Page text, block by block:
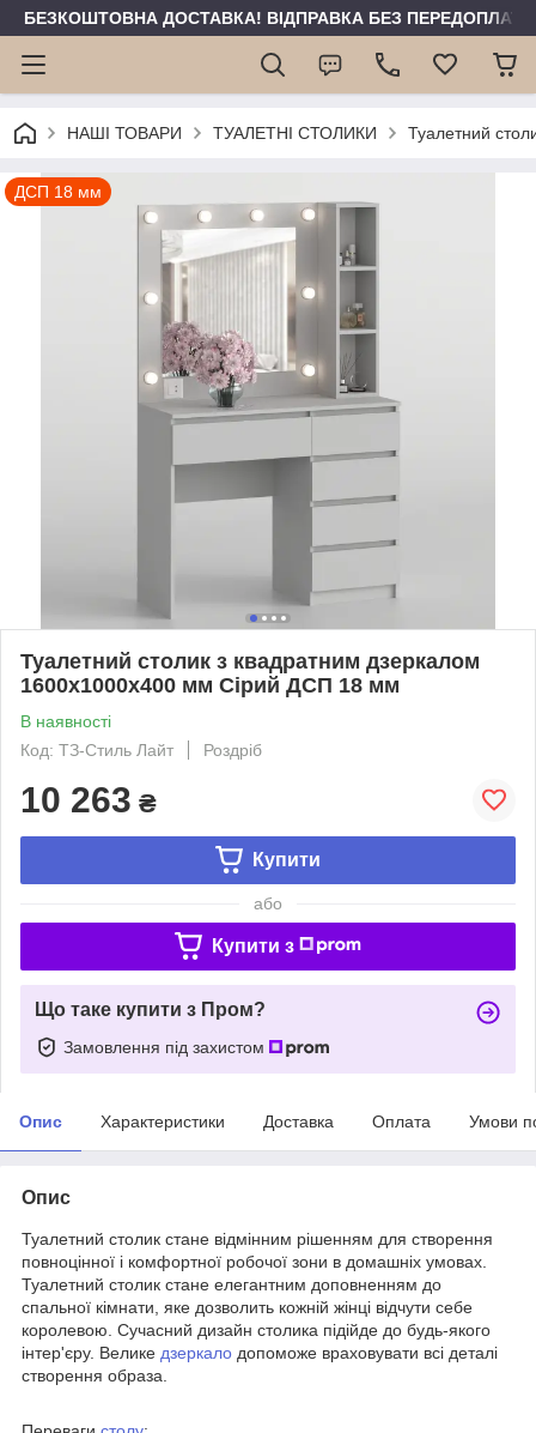
БЕЗКОШТОВНА ДОСТАВКА! ВІДПРАВКА БЕЗ ПЕРЕДОПЛАТИ
НАШІ ТОВАРИ ТУАЛЕТНІ СТОЛИКИ Туалетний
ДСП 18 мм
Туалетний столик з квадратним дзеркалом
1600х1000х400 мм Сірий ДСП 18 мм
В наявності
Код: ТЗ-Стиль Лайт
Роздріб
10 263 ₴
Купити
або
Купити з
Що таке купити з Пром?
Замовлення під захистом
Опис Характеристики Доставка Оплата Умови
Опис
Туалетний столик стане відмінним рішенням для створення
повноцінної і комфортної робочої зони в домашніх умовах.
Туалетний столик стане елегантним доповненням до
спальної кімнати, яке дозволить кожній жінці відчути себе
королевою. Сучасний дизайн столика підійде до будь-якого
інтер'єру. Велике дзеркало допоможе враховувати всі деталі
створення образа.